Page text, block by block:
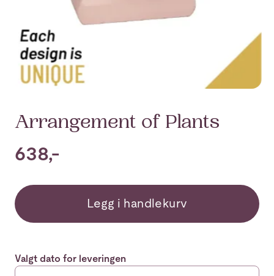
Arrangement of Plants
638,-
Legg i handlekurv
Valgt dato for leveringen